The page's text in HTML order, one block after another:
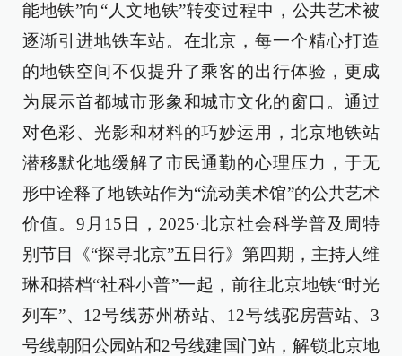
能地铁”向“人文地铁”转变过程中，公共艺术被
逐渐引进地铁车站。在北京，每一个精心打造
的地铁空间不仅提升了乘客的出行体验，更成
为展示首都城市形象和城市文化的窗口。通过
对色彩、光影和材料的巧妙运用，北京地铁站
潜移默化地缓解了市民通勤的心理压力，于无
形中诠释了地铁站作为“流动美术馆”的公共艺术
价值。9月15日，2025·北京社会科学普及周特
别节目《“探寻北京”五日行》第四期，主持人维
琳和搭档“社科小普”一起，前往北京地铁“时光
列车”、12号线苏州桥站、12号线驼房营站、3
号线朝阳公园站和2号线建国门站，解锁北京地